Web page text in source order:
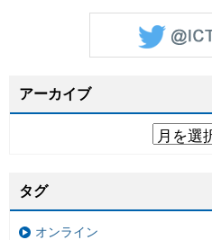
アーカイブ
タグ
オンライン